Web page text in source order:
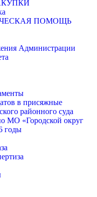
ПОМОЩЬ
Администрации
в присяжные
районного суда
МО «Городской округ
годы